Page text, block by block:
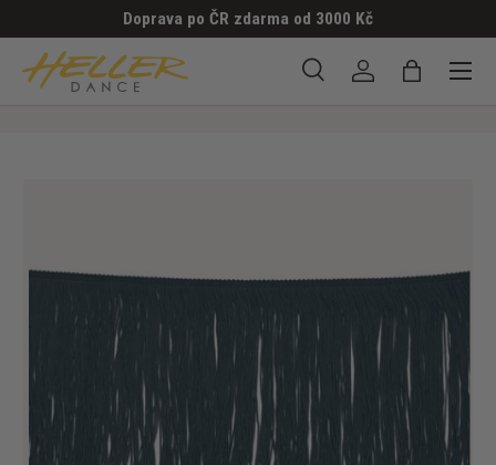
PŘESKOČIT NA OBSAH
Doprava po ČR zdarma od 3000 Kč
HledatPřihlásit se
Taška
Menu